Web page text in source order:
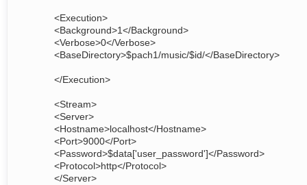
<Execution>
<Background>1</Background>
<Verbose>0</Verbose>
<BaseDirectory>$pach1/music/$id/</BaseDirectory>
</Execution>
<Stream>
<Server>
<Hostname>localhost</Hostname>
<Port>9000</Port>
<Password>$data['user_password']</Password>
<Protocol>http</Protocol>
</Server>